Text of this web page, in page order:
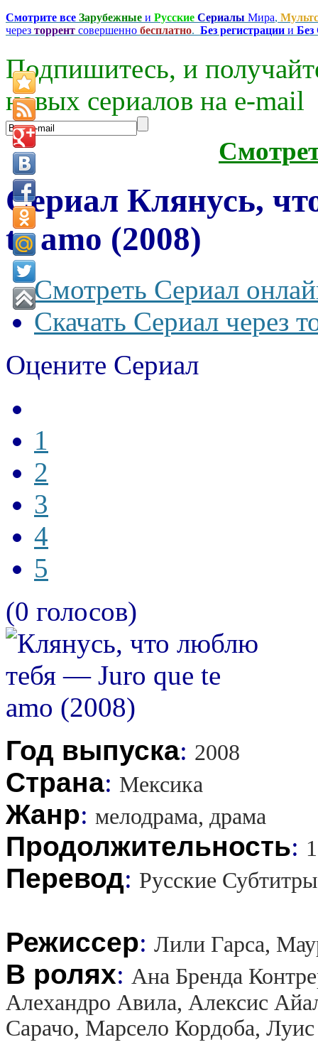
Смотрите все Зарубежные и Русские Сериалы Мира,
через торрент совершенно бесплатно. Без регистрации и
Подпишитесь, и
новых сериалов на e-mаil
Сериал Клянусь,
te amo (2008)
Смотреть Сериал
Скачать Сериал через
Оцените Сериал
1
2
3
4
5
(0 голосов)
Год выпуска: 2008
Страна: Мексика
Жанр: мелодрама, драма
Продолжительность:
Перевод: Русские Субтитры
Режиссер: Лили Гарса,
В ролях: Ана Бренда
Алехандро Авила, Алексис
Сарачо, Марсело Кордоба,